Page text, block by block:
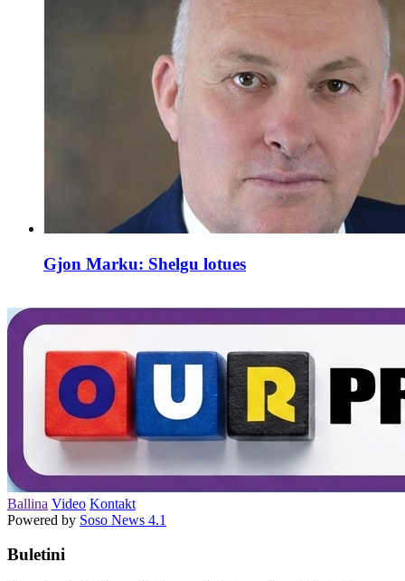
Gjon Marku: Shelgu lotues
Ballina Video Kontakt
Powered by Soso News 4.1
Buletini